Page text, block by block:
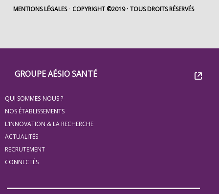
Groupe
Eovi
pour
les
minis
site
GROUPE AÉSIO SANTÉ
QUI SOMMES-NOUS ?
NOS ÉTABLISSEMENTS
L’INNOVATION & LA RECHERCHE
ACTUALITÉS
RECRUTEMENT
CONNECTÉS
MENTIONS LÉGALES COPYRIGHT ©2019 TOUS DROITS RÉSERVÉS